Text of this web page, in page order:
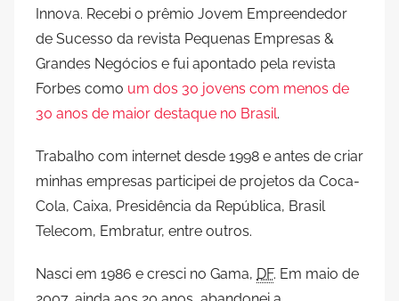
Innova. Recebi o prêmio Jovem Empreendedor
de Sucesso da revista Pequenas Empresas &
Grandes Negócios e fui apontado pela revista
Forbes como um dos 30 jovens com menos de
30 anos de maior destaque no Brasil.
Trabalho com internet desde 1998 e antes de criar
minhas empresas participei de projetos da Coca-
Cola, Caixa, Presidência da República, Brasil
Telecom, Embratur, entre outros.
Nasci em 1986 e cresci no Gama, DF. Em maio de